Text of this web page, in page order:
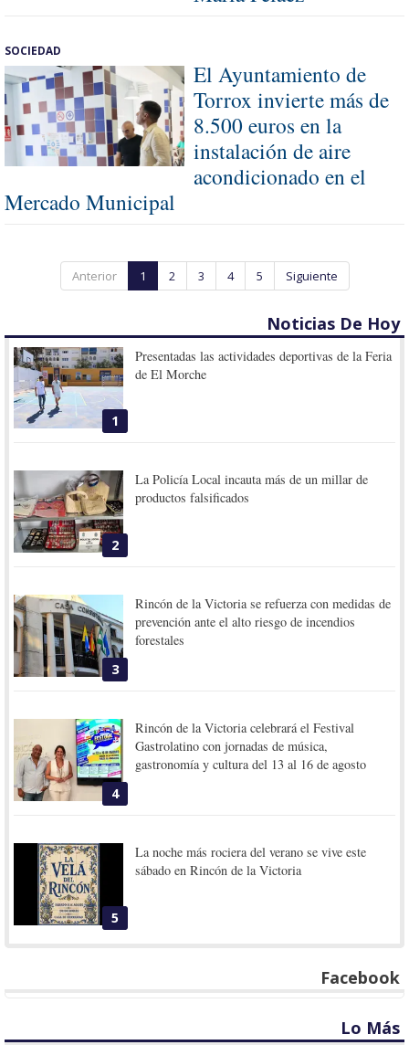
SOCIEDAD
El Ayuntamiento de
Torrox invierte más de
8.500 euros en la
instalación de aire
acondicionado en el
Mercado Municipal
Anterior 1 2 3 4 5 Siguiente
Noticias De Hoy
1
Presentadas las actividades deportivas de la Feria
de El Morche
2
La Policía Local incauta más de un millar de
productos falsificados
3
Rincón de la Victoria se refuerza con medidas de
prevención ante el alto riesgo de incendios
forestales
4
Rincón de la Victoria celebrará el Festival
Gastrolatino con jornadas de música,
gastronomía y cultura del 13 al 16 de agosto
5
La noche más rociera del verano se vive este
sábado en Rincón de la Victoria
Facebook
Lo Más